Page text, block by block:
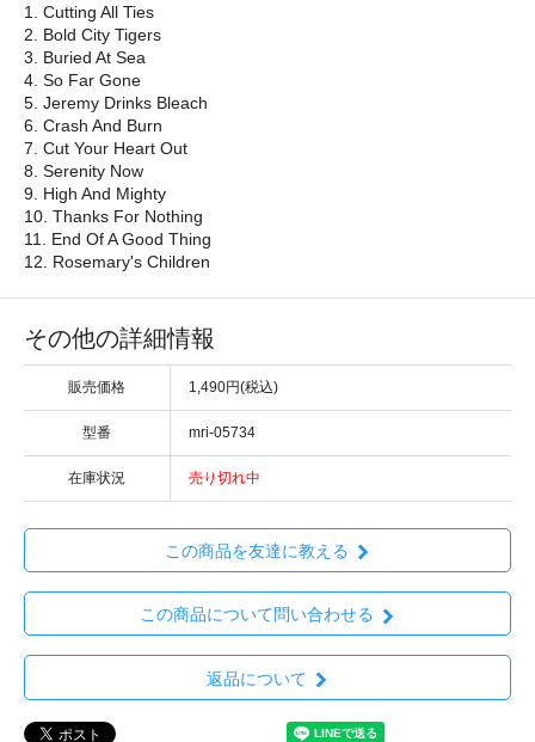
1. Cutting All Ties
2. Bold City Tigers
3. Buried At Sea
4. So Far Gone
5. Jeremy Drinks Bleach
6. Crash And Burn
7. Cut Your Heart Out
8. Serenity Now
9. High And Mighty
10. Thanks For Nothing
11. End Of A Good Thing
12. Rosemary's Children
その他の詳細情報
販売価格 1,490円(税込)
型番 mri-05734
在庫状況 売り切れ中
この商品を友達に教える
この商品について問い合わせる
返品について